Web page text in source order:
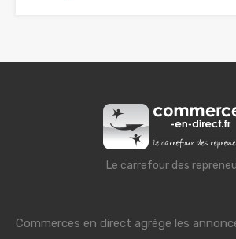
Le carrefour des
Commerces en direct agrège les